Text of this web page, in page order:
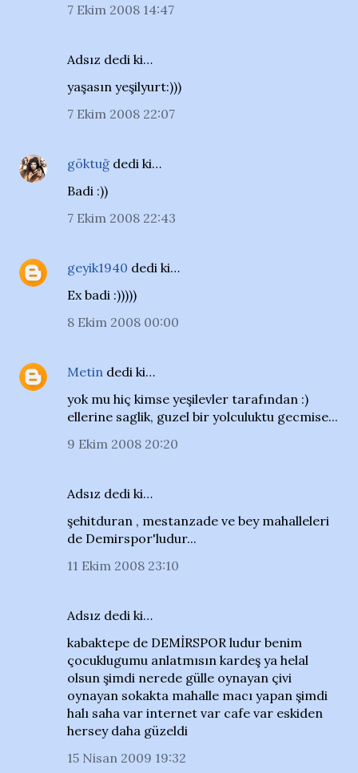
7 Ekim 2008 14:47
Adsız dedi ki…
yaşasın yeşilyurt:)))
7 Ekim 2008 22:07
göktuğ dedi ki…
Badi :))
7 Ekim 2008 22:43
geyik1940 dedi ki…
Ex badi :)))))
8 Ekim 2008 00:00
Metin dedi ki…
yok mu hiç kimse yeşilevler tarafından :)
ellerine saglik, guzel bir yolculuktu gecmise...
9 Ekim 2008 20:20
Adsız dedi ki…
şehitduran , mestanzade ve bey mahalleleri
de Demirspor'ludur...
11 Ekim 2008 23:10
Adsız dedi ki…
kabaktepe de DEMİRSPOR ludur benim
çocuklugumu anlatmısın kardeş ya helal
olsun şimdi nerede gülle oynayan çivi
oynayan sokakta mahalle macı yapan şimdi
halı saha var internet var cafe var eskiden
hersey daha güzeldi
15 Nisan 2009 19:32